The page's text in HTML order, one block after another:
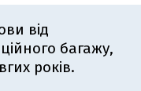
від
багажу,
років.